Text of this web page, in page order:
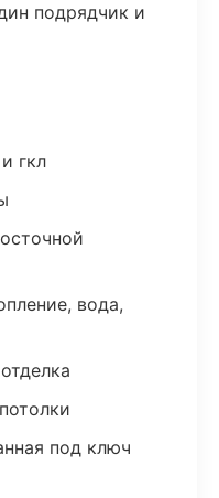
подрядчик и
гкл
вода,
под ключ